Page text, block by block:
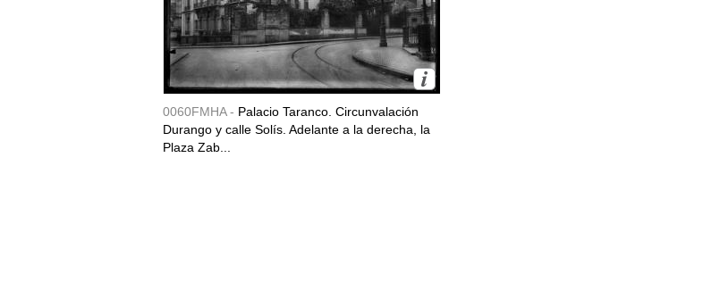
0060FMHA - Palacio Taranco. Circunvalación
Durango y calle Solís. Adelante a la derecha, la
Plaza Zab...